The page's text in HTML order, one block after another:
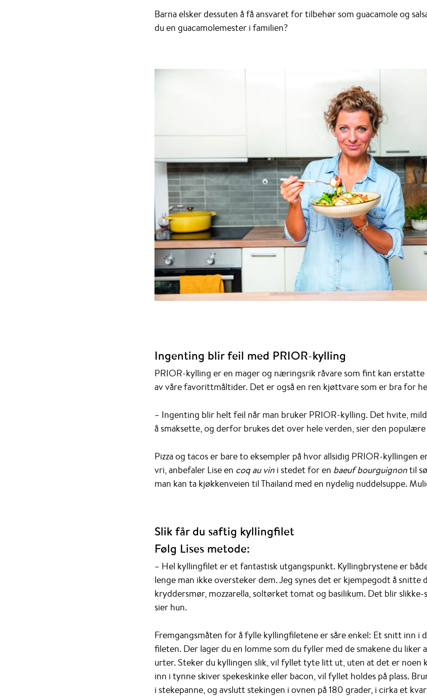
Barna elsker dessuten å få ansvaret for tilbehør som guacamole og
du en guacamolemester i familien?
Ingenting blir feil med PRIOR-kylling
PRIOR-kylling er en mager og næringsrik råvare som fint kan
av våre favorittmåltider. Det er også en ren kjøttvare som er bra for
– Ingenting blir helt feil når man bruker PRIOR-kylling. Det hvite,
å smaksette, og derfor brukes det over hele verden, sier den
Pizza og tacos er bare to eksempler på hvor allsidig PRIOR-kyllingen
vri, anbefaler Lise en coq au vin i stedet for en baeuf bourguignontil
man kan ta kjøkkenveien til Thailand med en nydelig nuddelsuppe.
Slik får du saftig kyllingfilet
Følg Lises metode:
– Hel kyllingfilet er et fantastisk utgangspunkt. Kyllingbrystene er
lenge man ikke oversteker dem. Jeg synes det er kjempegodt å snitte
kryddersmør, mozzarella, soltørket tomat og basilikum. Det blir
sier hun.
Fremgangsmåten for å fylle kyllingfiletene er såre enkel: Et snitt inn i
fileten. Der lager du en lomme som du fyller med de smakene du liker
urter. Steker du kyllingen slik, vil fyllet tyte litt ut, uten at det er noen
inn i tynne skiver spekeskinke eller bacon, vil fyllet holdes på plass.
i stekepanne, og avslutt stekingen i ovnen på 180 grader, i cirka et